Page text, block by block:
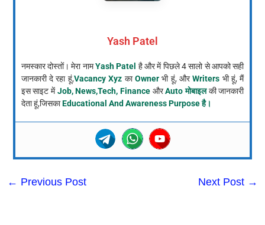
Yash Patel
नमस्कार दोस्तों। मेरा नामYash Patel है और में पिछले 4 सालो से आपको सही
जानकारी दे रहा हूं,Vacancy Xyz काOwnerभी हूं, औरWriters भी हूं, मैं
इस साइट मेंJob, News,Tech, Finance औरAuto मोबाइलकी जानकारी
देता हूं,जिसकाEducational And Awareness Purpose है।
← Previous Post Next Post →